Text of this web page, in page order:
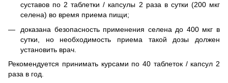
суставов по 2 таблетки / капсулы 2 раза в сутки (200 мкг
селена) во время приема пищи;
доказана безопасность применения селена до 400 мкг в
сутки, но необходимость приема такой дозы должен
установить врач.
Рекомендуется принимать курсами по 40 таблеток / капсул 2
раза в год.